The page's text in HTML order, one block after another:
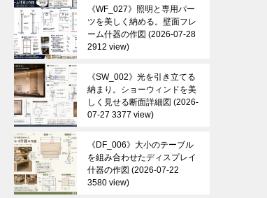
《WF_027》照明と専用パー
ツを美しく納める。壁面フレ
ーム什器の作図
2026-07-28
2912 view
《SW_002》光を引き立てる
納まり。ショーウィンドを美
しく見せる断面詳細図
2026-
07-27 3377 view
《DF_006》大小のテーブル
を組み合わせたディスプレイ
什器の作図
2026-07-22
3580 view